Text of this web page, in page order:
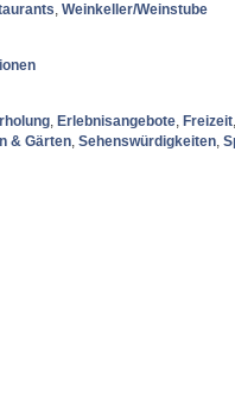
, Weinkeller/Weinstube
, Erlebnisangebote, Freizeit
& Gärten, Sehenswürdigkeiten,